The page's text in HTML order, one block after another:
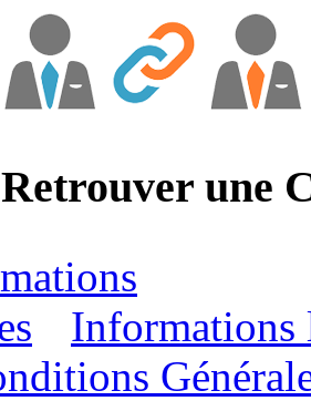
Retrouver une
Informations